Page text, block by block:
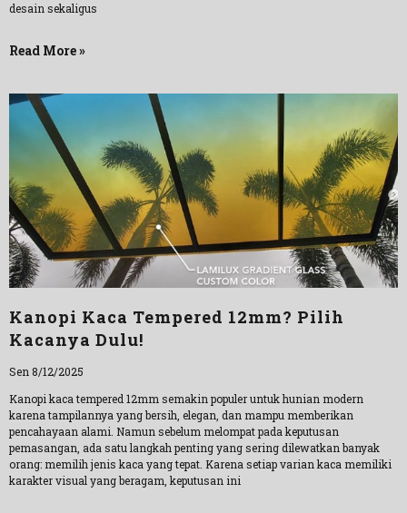
desain sekaligus
Read More »
Kanopi Kaca Tempered 12mm? Pilih
Kacanya Dulu!
Sen 8/12/2025
Kanopi kaca tempered 12mm semakin populer untuk hunian modern
karena tampilannya yang bersih, elegan, dan mampu memberikan
pencahayaan alami. Namun sebelum melompat pada keputusan
pemasangan, ada satu langkah penting yang sering dilewatkan banyak
orang: memilih jenis kaca yang tepat. Karena setiap varian kaca memiliki
karakter visual yang beragam, keputusan ini